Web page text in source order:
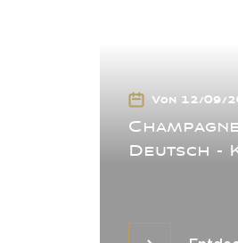
Von 12/09/
Deutsch -